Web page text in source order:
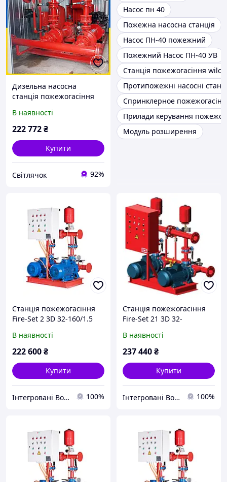
Дизельна насосна
станція пожежогасіння
В наявності
222 772₴
Купити
Світлячок 92%
Насос пн 40
Пожежна насосна станція
Насос ПН-40 пожежний
Пожежний Насос ПН-40 УВ
Станція пожежогасіння wilo
Протипожежні насосні
Спринклерное
Прилади керування
Модуль розширення
Станція пожежогасіння
Fire-Set 2 3D 32-160/1.5
(1роб+1рез)
Сертифікована ДСНС
В наявності
222 600₴
Купити
Інтегровані Водні Технології ТОВ 100%
Станція пожежогасіння
Fire-Set 21 3D 32-
DPCs Q=18м3/год. Н=27.3м
(1роб+1рез+1насос-
В наявності
237 440₴
Купити
Інтегровані Водні Технології ТОВ 100%